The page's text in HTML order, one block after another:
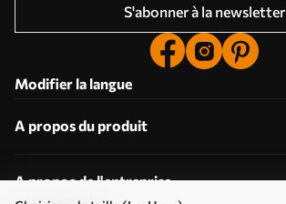
S'abonner à la newsletter
Modifier la langue
A propos du produit
A propos de l'entreprise